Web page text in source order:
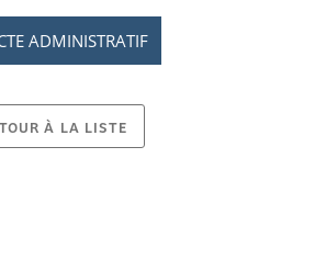
ADMINISTRATIF
À LA LISTE